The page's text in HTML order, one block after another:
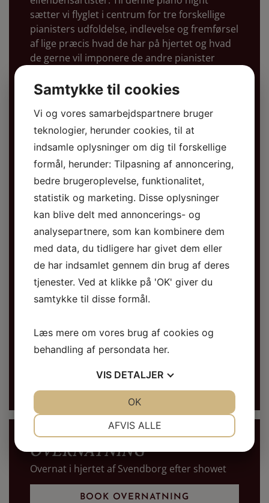
sætter vi flyglet i centrum for tre forskellige
pianisters udfoldelse, indlevelse og fremførsel
af lige præcis hvad de har på hjertet og hvad
de gerne vil imponere de andre pianister
samme instrument både lyder og swinger
forskelligt alt efter hvilken pianist der sætter
sig bag tangenterne og åbner for musikkens
tilstedeværelse i rummet.
Sascha Dupont; gudsbenådet improvisator og
underholder, Lars DK; soulfull pianist og
sanger og Esben Just der til den dag idag tror
han kommer fra New Orleans, vil på skift
sætte sig bag instrumentet og gøre det de er
bedst til; løfte stemningen, give sjælen ro og
kroppen lyst til deltage med sang og klap. De
vil spille for hinanden, for publikum og for at
gøre instrumentet mest mulig ære.
De vil være på scenen samtidig og selvom det
starter med bare en pianist bag flyglet, ender
tagentbetvingeren og elfenbens-artisten
spiller sig helt ud, til publikums udelte
OVERNATNING
Overnat i hjertet af Svendborg efter showet
BOOK OVERNATNING
Samtykke til cookies
Vi og vores samarbejdspartnere bruger
teknologier, herunder cookies, til at
indsamle oplysninger om dig til forskellige
formål, herunder: Tilpasning af annoncering,
bedre brugeroplevelse, funktionalitet,
statistik og marketing. Disse oplysninger
kan blive delt med annoncerings- og
analysepartnere, som kan kombinere dem
med data, du tidligere har givet dem eller
de har indsamlet gennem din brug af deres
tjenester. Ved at klikke på 'OK' giver du
samtykke til disse formål.
Læs mere om vores brug af cookies og
behandling af persondata her.
VIS DETALJER
AFVIS ALLE
OK